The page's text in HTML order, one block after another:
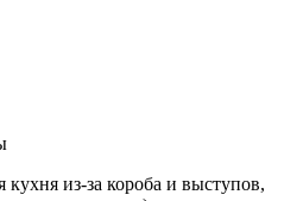
кухня из-за короба и выступов,